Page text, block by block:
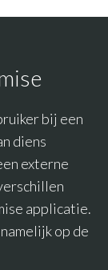
bij een
diens
externe
applicatie.
op de